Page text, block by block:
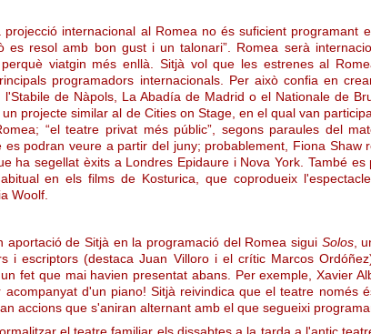
internacional al Romea no és suficient programant
es resol amb bon gust i un talonari”. Romea serà
viatgin més enllà. Sitjà vol que les estrenes al
programadors internacionals. Per això confia en
de Nàpols, La Abadía de Madrid o el Nationale de
projecte similar al de Cities on Stage, en el qual van
“el teatre privat més públic”, segons paraules del
es podran veure a partir del juny; probablement, Fiona Shaw
ha segellat èxits a Londres Epidaure i Nova York. També
en els films de Kosturica, que coprodueix
Woolf.
aportació de Sitjà en la programació del Romea sigui Solos,
i escriptors (destaca Juan Villoro i el crític Marcos
fet que mai havien presentat abans. Per exemple, Xavier
d'un piano! Sitjà reivindica que el teatre només
accions que s'aniran alternant amb el que segueixi